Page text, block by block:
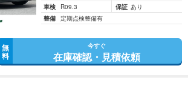
車検
R09.3 保証 あり
整備 定期点検整備有
無
料
今すぐ
在庫確認・見積依頼